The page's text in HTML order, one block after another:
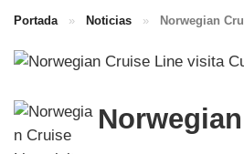
Portada » Noticias » Norwegian